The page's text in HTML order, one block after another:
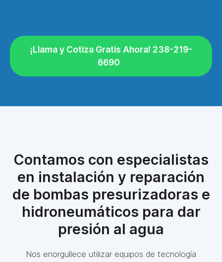
¡Llama y Cotiza Gratis Ahora! 238-219-
6690
Contamos con especialistas
en instalación y reparación
de bombas presurizadoras e
hidroneumáticos para dar
presión al agua
Nos enorgullece utilizar equipos de tecnología